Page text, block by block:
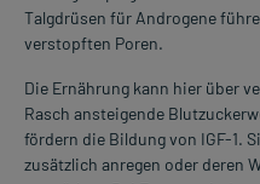
Talgdrüsen für Androgene
verstopften Poren.
Die Ernährung kann hier über
Rasch ansteigende
fördern die Bildung von IGF-1.
zusätzlich anregen oder deren